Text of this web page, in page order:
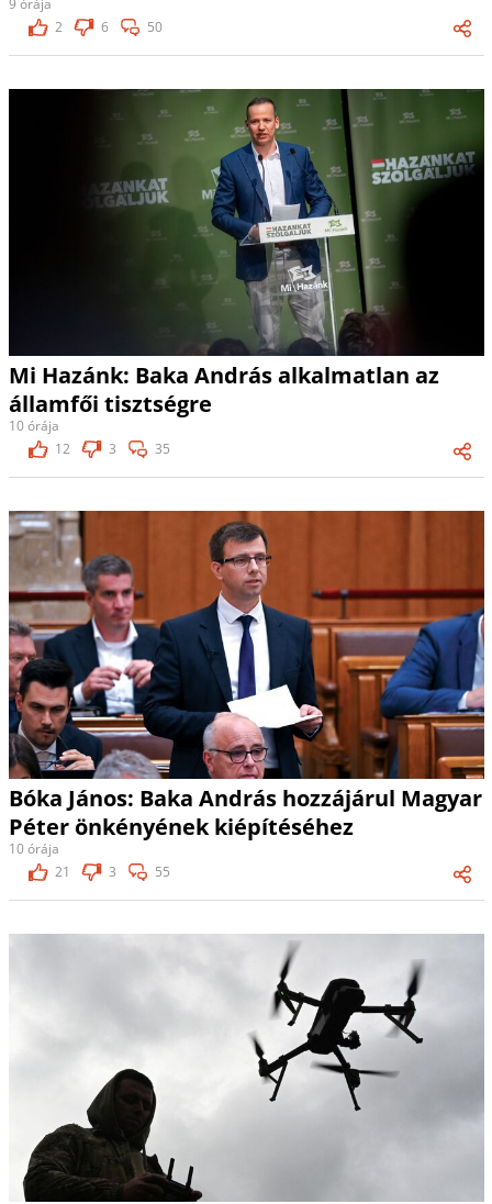
2
6 50
Mi Hazánk: Baka András alkalmatlan az
államfői tisztségre
10 órája
12
3 35
Bóka János: Baka András hozzájárul Magyar
Péter önkényének kiépítéséhez
10 órája
21
3 55